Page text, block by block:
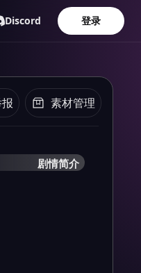
Discord 登录
素材管理
剧情简介